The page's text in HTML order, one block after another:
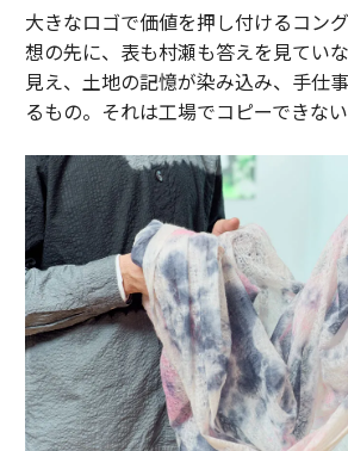
大きなロゴで価値を押し付けるコン
想の先に、表も村瀬も答えを見てい
見え、土地の記憶が染み込み、手仕
るもの。それは工場でコピーできない